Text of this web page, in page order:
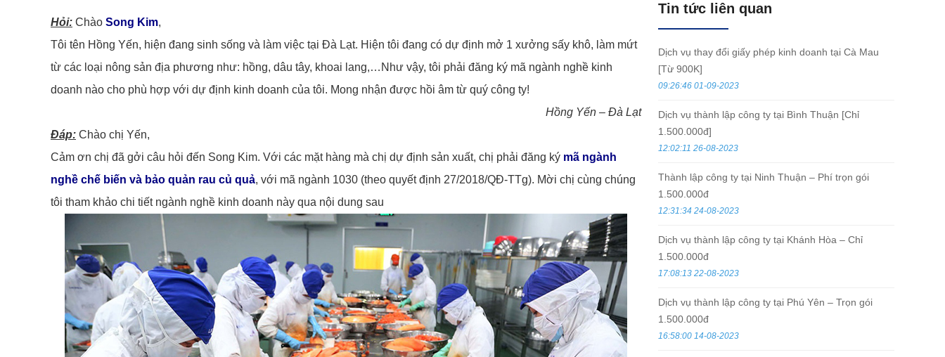
Hỏi: Chào Song Kim,
Tôi tên Hồng Yến, hiện đang sinh sống và làm việc tại Đà Lạt. Hiện tôi đang có dự định mở 1 xưởng sấy khô, làm mứt
từ các loại nông sản địa phương như: hồng, dâu tây, khoai lang,…Như vậy, tôi phải đăng ký mã ngành nghề kinh
doanh nào cho phù hợp với dự định kinh doanh của tôi. Mong nhận được hồi âm từ quý công ty!
Hồng Yến – Đà Lạt
Đáp: Chào chị Yến,
Cảm ơn chị đã gởi câu hỏi đến Song Kim. Với các mặt hàng mà chị dự định sản xuất, chị phải đăng ký mã ngành
nghề chế biến và bảo quản rau củ quả, với mã ngành 1030 (theo quyết định 27/2018/QĐ-TTg). Mời chị cùng chúng
tôi tham khảo chi tiết ngành nghề kinh doanh này qua nội dung sau
Tin tức liên quan
Dịch vụ thay đổi giấy phép kinh doanh tại Cà Mau
[Từ 900K]
09:26:46 01-09-2023
Dịch vụ thành lập công ty tại Bình Thuận [Chỉ
1.500.000đ]
12:02:11 26-08-2023
Thành lập công ty tại Ninh Thuận – Phí trọn gói
1.500.000đ
12:31:34 24-08-2023
Dịch vụ thành lập công ty tại Khánh Hòa – Chỉ
1.500.000đ
17:08:13 22-08-2023
Dịch vụ thành lập công ty tại Phú Yên – Trọn gói
1.500.000đ
16:58:00 14-08-2023